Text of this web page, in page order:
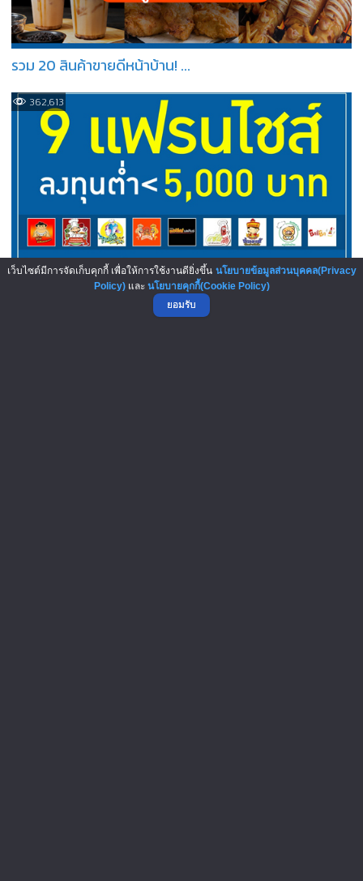
รวม 20 สินค้าขายดีหน้าบ้าน! ...
362,613
เลือกเลย! 9 แฟรนไชส์ลงทุนต่ำ...
เว็บไซต์มีการจัดเก็บคุกกี้ เพื่อให้การใช้งานดียิ่งขึ้น นโยบายข้อมูลส่วนบุคคล(Privacy
Policy)และ นโยบายคุกกี้(Cookie Policy)
ยอมรับ